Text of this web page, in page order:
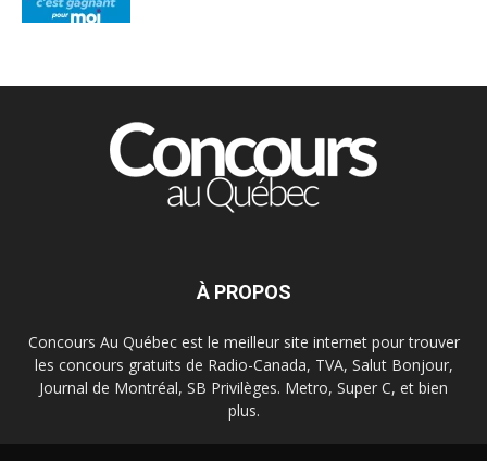
À PROPOS
Concours Au Québec est le meilleur site internet pour trouver
les concours gratuits de Radio-Canada, TVA, Salut Bonjour,
Journal de Montréal, SB Privilèges. Metro, Super C, et bien
plus.